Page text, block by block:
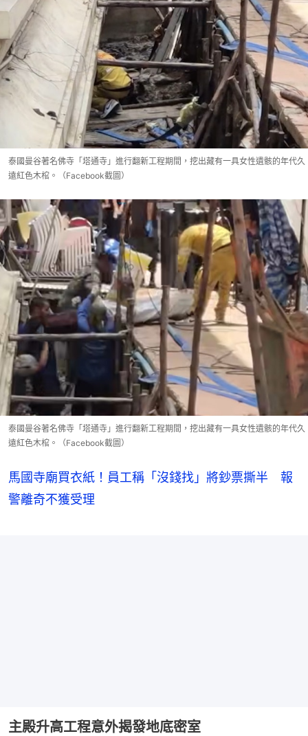
泰國曼谷著名佛寺「塔通寺」進行翻新工程期間，挖出藏有一具女性遺骸的年代久
遠紅色木棺。（Facebook截圖）
泰國曼谷著名佛寺「塔通寺」進行翻新工程期間，挖出藏有一具女性遺骸的年代久
遠紅色木棺。（Facebook截圖）
馬國寺廟買衣紙！員工稱「沒錢找」將鈔票撕半 報
警離奇不獲受理
主殿升高工程意外揭發地底密室